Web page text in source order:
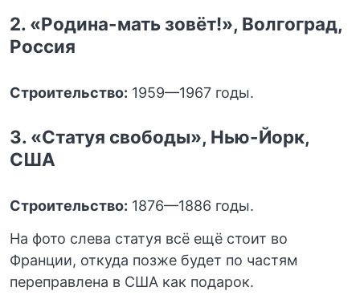
2. «Родина-мать зовёт!», Волгоград,
Россия
Строительство: 1959—1967 годы.
3. «Статуя свободы», Нью-Йорк,
США
Строительство: 1876—1886 годы.
На фото слева статуя всё ещё стоит во
Франции, откуда позже будет по частям
переправлена в США как подарок.